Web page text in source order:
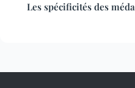
Les spécificités des